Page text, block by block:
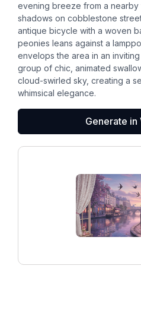
evening breeze from a nearby
shadows on cobblestone
antique bicycle with a woven
peonies leans against a
envelops the area in an
group of chic, animated
cloud-swirled sky, creating a
whimsical elegance.
Generate in